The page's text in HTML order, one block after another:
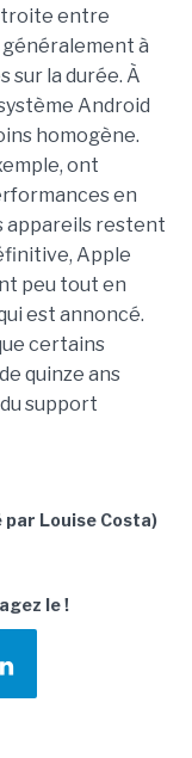
entre
à
sur la durée. À
Android
homogène.
ont
en
appareils restent
Apple
peu tout en
est annoncé.
certains
quinze ans
support
par Louise Costa)
le !